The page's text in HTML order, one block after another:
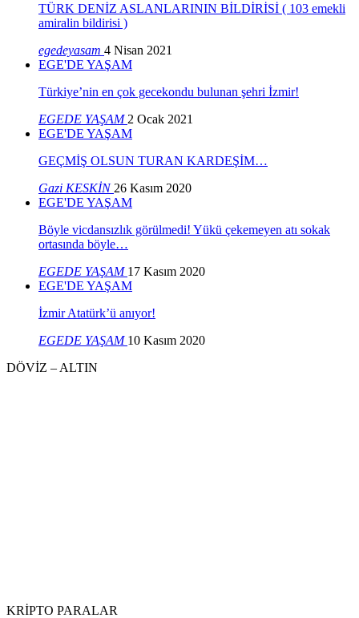
TÜRK DENİZ ASLANLARININ BİLDİRİSİ ( 103 emekli
amiralin bildirisi )
egedeyasam 4 Nisan 2021
EGE'DE YAŞAM
Türkiye’nin en çok gecekondu bulunan şehri İzmir!
EGEDE YAŞAM 2 Ocak 2021
EGE'DE YAŞAM
GEÇMİŞ OLSUN TURAN KARDEŞİM…
Gazi KESKİN 26 Kasım 2020
EGE'DE YAŞAM
Böyle vicdansızlık görülmedi! Yükü çekemeyen atı sokak
ortasında böyle…
EGEDE YAŞAM 17 Kasım 2020
EGE'DE YAŞAM
İzmir Atatürk’ü anıyor!
EGEDE YAŞAM 10 Kasım 2020
DÖVİZ – ALTIN
KRİPTO PARALAR